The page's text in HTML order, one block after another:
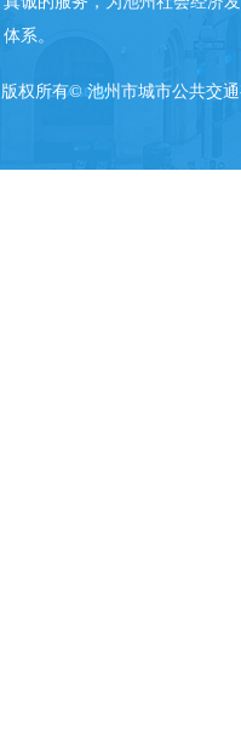
版权所有© 池州市城市公共交通
体系。